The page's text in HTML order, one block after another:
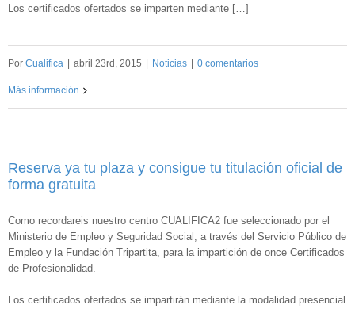
Los certificados ofertados se imparten mediante […]
Por Cualifica abril 23rd, 2015 Noticias 0 comentarios
Más información
Reserva ya tu plaza y consigue tu titulación oficial de
forma gratuita
Como recordareis nuestro centro CUALIFICA2 fue seleccionado por el
Ministerio de Empleo y Seguridad Social, a través del Servicio Público de
Empleo y la Fundación Tripartita, para la impartición de once Certificados
de Profesionalidad.
Los certificados ofertados se impartirán mediante la modalidad presencial